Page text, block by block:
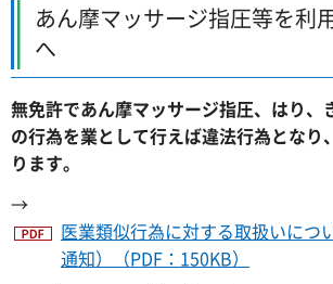
あん摩マッサージ指圧等を利
へ
無免許であん摩マッサージ指圧、はり、
の行為を業として行えば違法行為となり
ります。
→
医業類似行為に対する取扱いにつ
通知）（PDF：150KB）